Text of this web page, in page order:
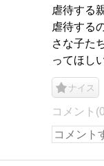
虐待する
虐待する
さな子た
ってほし
ナイス
コメント